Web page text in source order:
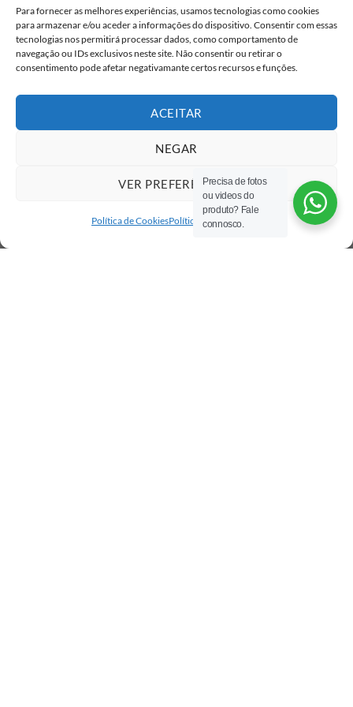
Para fornecer as melhores experiências, usamos tecnologias como cookies
para armazenar e/ou aceder a informações do dispositivo. Consentir com essas
tecnologias nos permitirá processar dados, como comportamento de
navegação ou IDs exclusivos neste site. Não consentir ou retirar o
consentimento pode afetar negativamante certos recursos e funções.
ACEITAR
NEGAR
VER PREFERÊNCIAS
Política de CookiesPolítica de privacidade
Precisa de fotos
ou videos do
produto? Fale
connosco.